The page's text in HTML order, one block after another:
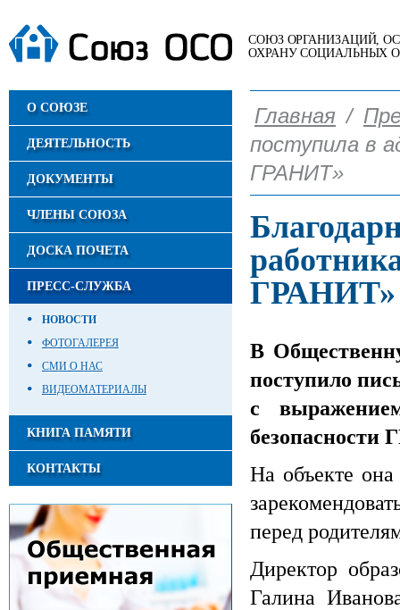
СОЮЗ ОРГАНИЗАЦИЙ,
ОХРАНУ СОЦИАЛЬНЫХ
Главная /
поступила в
ГРАНИТ»
ГРАНИТ»
В
поступило
с
безопасности
На объекте она
перед
Директор
Галина
О СОЮЗЕ
ДЕЯТЕЛЬНОСТЬ
ДОКУМЕНТЫ
ЧЛЕНЫ СОЮЗА
ДОСКА ПОЧЕТА
ПРЕСС-СЛУЖБА
НОВОСТИ
ФОТОГАЛЕРЕЯ
СМИ О НАС
ВИДЕОМАТЕРИАЛЫ
КНИГА ПАМЯТИ
КОНТАКТЫ